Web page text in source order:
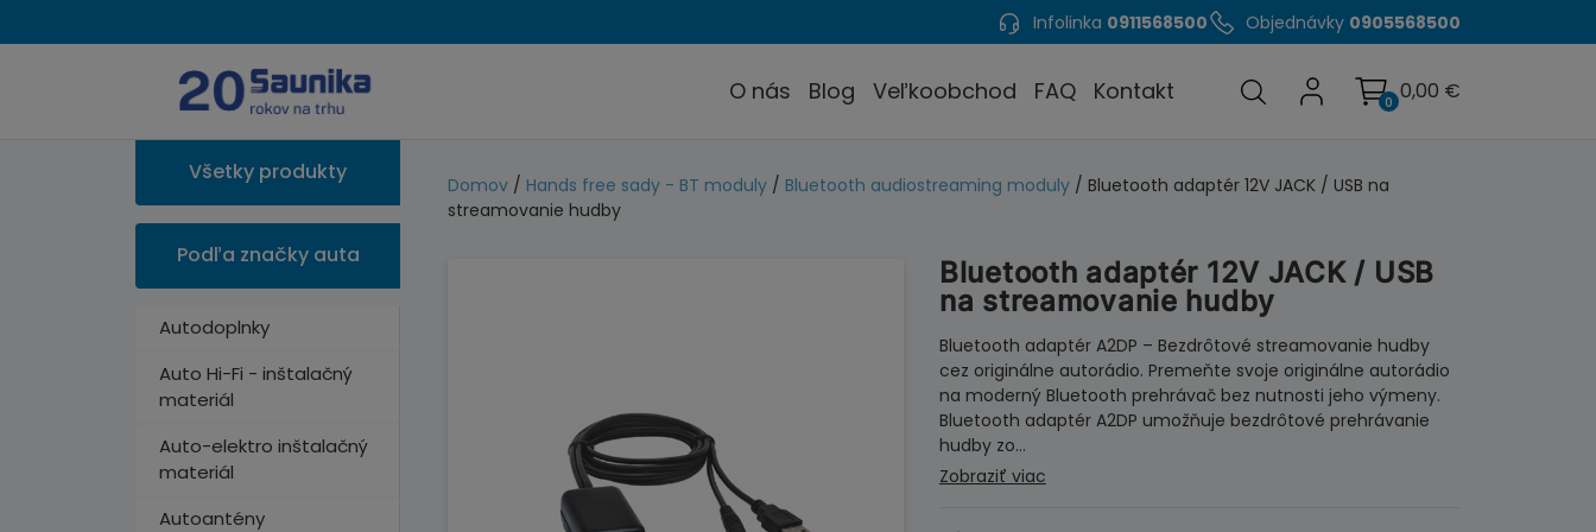
Infolinka 0911568500 Objednávky 0905568500
O nás Blog Veľkoobchod FAQ Kontakt 0 0,00 €
Všetky produkty
Podľa značky auta
Autodoplnky
Auto Hi-Fi - inštalačný
materiál
Auto-elektro inštalačný
materiál
Autoantény
Domov / Hands free sady - BT moduly / Bluetooth audiostreaming moduly / Bluetooth adaptér 12V JACK / USB na
streamovanie hudby
Bluetooth adaptér 12V JACK / USB
na streamovanie hudby
Bluetooth adaptér A2DP – Bezdrôtové streamovanie hudby
cez originálne autorádio. Premeňte svoje originálne autorádio
na moderný Bluetooth prehrávač bez nutnosti jeho výmeny.
Bluetooth adaptér A2DP umožňuje bezdrôtové prehrávanie
hudby zo…
Zobraziť viac